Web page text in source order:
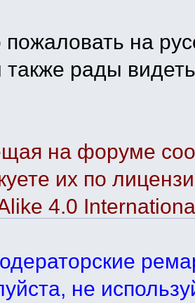
на
также рады
на форуме
их по
4.0
не